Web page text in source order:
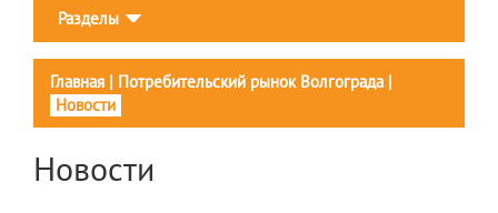
Разделы
Главная | Потребительский рынок Волгограда |
Новости
Новости